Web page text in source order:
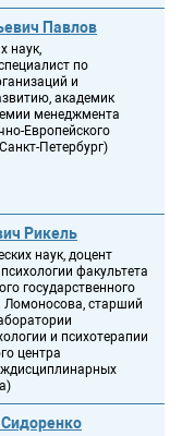
Павлов
наук,
по
и
академик
менеджмента
Европейского
Петербург)
Рикель
наук, доцент
факультета
государственного
Ломоносова, старший
и психотерапии
центра
Сидоренко